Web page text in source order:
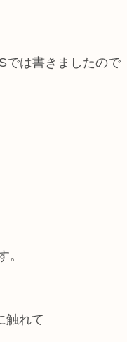
では書きましたので
。
触れて